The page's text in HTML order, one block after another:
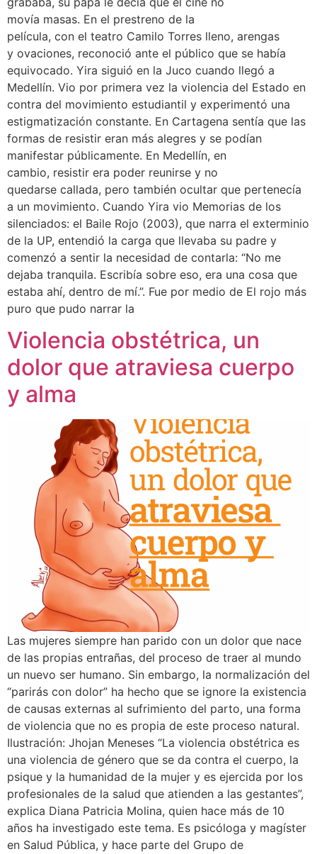
movía masas. En el prestreno de la
película, con el teatro Camilo Torres lleno, arengas
y ovaciones, reconoció ante el público que se había
equivocado. Yira siguió en la Juco cuando llegó a
Medellín. Vio por primera vez la violencia del Estado en
contra del movimiento estudiantil y experimentó una
estigmatización constante. En Cartagena sentía que las
formas de resistir eran más alegres y se podían
manifestar públicamente. En Medellín, en
cambio, resistir era poder reunirse y no
quedarse callada, pero también ocultar que pertenecía
a un movimiento. Cuando Yira vio Memorias de los
silenciados: el Baile Rojo (2003), que narra el exterminio
de la UP, entendió la carga que llevaba su padre y
comenzó a sentir la necesidad de contarla: “No me
dejaba tranquila. Escribía sobre eso, era una cosa que
estaba ahí, dentro de mí.”. Fue por medio de El rojo más
puro que pudo narrar la
Violencia obstétrica, un
dolor que atraviesa cuerpo
y alma
Las mujeres siempre han parido con un dolor que nace
de las propias entrañas, del proceso de traer al mundo
un nuevo ser humano. Sin embargo, la normalización del
“parirás con dolor” ha hecho que se ignore la existencia
de causas externas al sufrimiento del parto, una forma
de violencia que no es propia de este proceso natural.
Ilustración: Jhojan Meneses “La violencia obstétrica es
una violencia de género que se da contra el cuerpo, la
psique y la humanidad de la mujer y es ejercida por los
profesionales de la salud que atienden a las gestantes”,
explica Diana Patricia Molina, quien hace más de 10
años ha investigado este tema. Es psicóloga y magíster
en Salud Pública, y hace parte del Grupo de